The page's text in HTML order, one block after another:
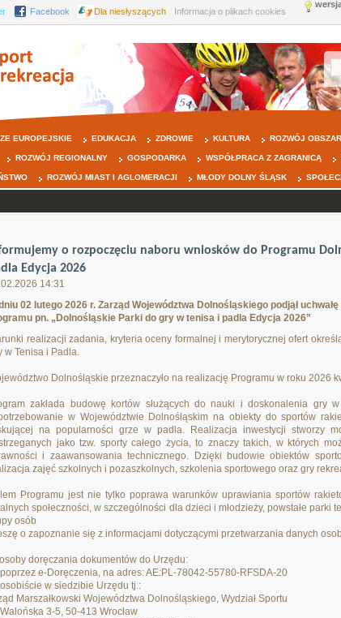
Facebook Dla niesłyszących Informacja o plikach cookies
EUROPEJSKIE EDUKACJA ZDROWIE KULTURA ROZWÓJ
ROZWÓJ REGIONALNY GOSPODARKA WSPÓŁPRACA Z ZAGRANICĄ
ROZWÓJ MIAST I AGLOMERACJI MŁODY DOLNY ŚLĄSK
o rozpoczęciu naboru wniosków do Programu
Edycja 2026
14:31
02 lutego 2026 r. Zarząd Województwa Dolnośląskiego podjął
pn. „Dolnośląskie Parki do gry w tenisa i padla Edycja 2026”
realizacji zadania, kryteria oceny formalnej i merytorycznej ofert
w Tenisa i Padla.
Dolnośląskie przeznaczyło na realizację Programu w roku 2026
zakłada budowę kortów służących do nauki i doskonalenia gry
w Województwie Dolnośląskim na obiekty do sportów
na popularności grze w padla. Realizacja inwestycji stworzy
jako tzw. sporty całego życia, to znaczy takich, w których
i zaawansowania technicznego. Dzięki budowie obiektów
zajęć szkolnych i pozaszkolnych, szkolenia sportowego oraz gry
Programu jest nie tylko poprawa warunków uprawiania sportów
społeczności, w szczególności dla dzieci i młodzieży, powstałe
osób
o zapoznanie się z informacjami dotyczącymi przetwarzania danych
doręczania dokumentów do Urzędu:
e-Doręczenia, na adres: AE:PL-78042-55780-RFSDA-20
w siedzibie Urzędu tj.:
Marszałkowski Województwa Dolnośląskiego, Wydział Sportu
3-5, 50-413 Wrocław